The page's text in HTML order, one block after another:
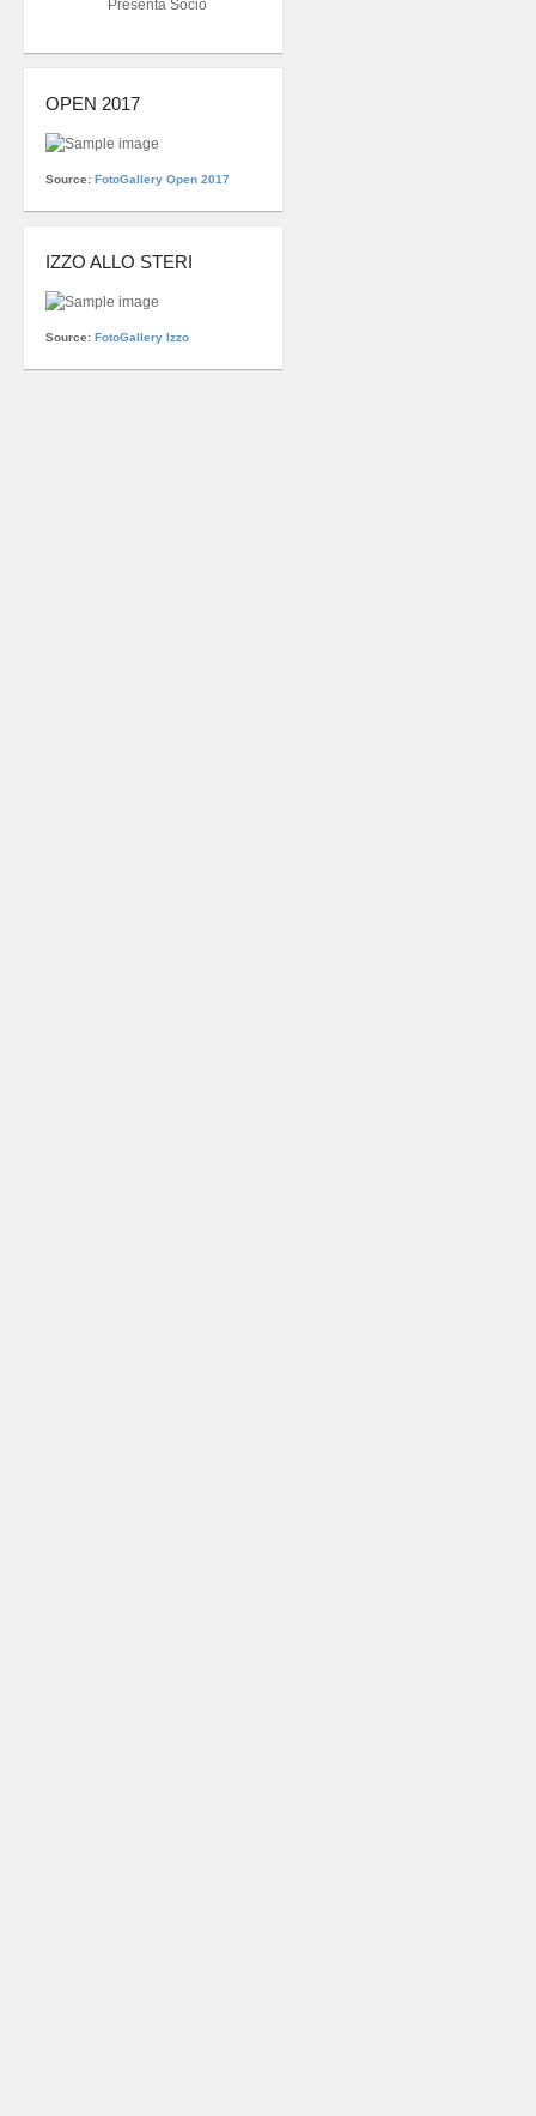
Presenta Socio
OPEN 2017
Source: FotoGallery Open 2017
IZZO ALLO STERI
Source: FotoGallery Izzo